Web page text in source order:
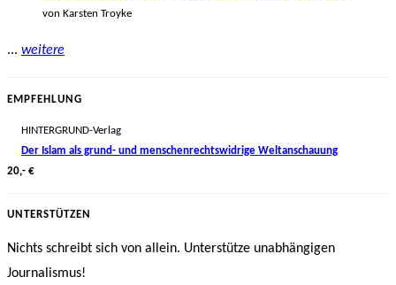
von Karsten Troyke
... weitere
EMPFEHLUNG
HINTERGRUND-Verlag
Der Islam als grund- und menschenrechtswidrige Weltanschauung
20,- €
UNTERSTÜTZEN
Nichts schreibt sich von allein. Unterstütze unabhängigen
Journalismus!